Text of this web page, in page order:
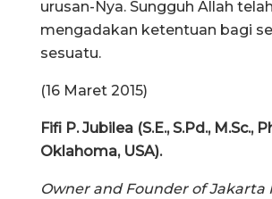
urusan-Nya. Sungguh Allah telah
mengadakan ketentuan bagi
sesuatu.
(16 Maret 2015)
Fifi P. Jubilea (S.E., S.Pd., M.Sc.,
Oklahoma, USA).
Owner and Founder of Jakarta